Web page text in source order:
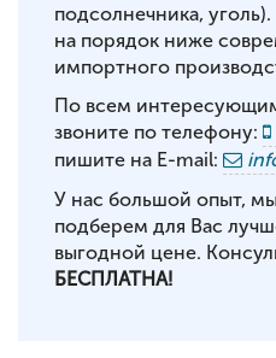
подсолнечника,
на порядок ниже
импортного
По всем
звоните по телефону:
пишите на E-mail:
У нас большой опыт,
подберем для Вас
выгодной цене.
БЕСПЛАТНА!